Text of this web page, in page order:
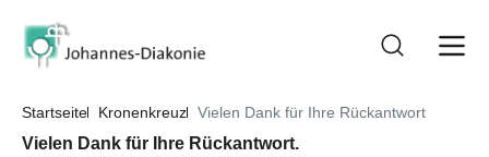
Startseite Kronenkreuz Vielen Dank für Ihre Rückantwort
Vielen Dank für Ihre Rückantwort.